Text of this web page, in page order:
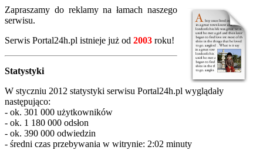
Zapraszamy do reklamy na łamach naszego
serwisu.
Serwis Portal24h.pl istnieje już od 2003 roku!
Statystyki
W styczniu 2012 statystyki serwisu Portal24h.pl wyglądały
następująco:
- ok. 301 000 użytkowników
- ok. 1 180 000 odsłon
- ok. 390 000 odwiedzin
- średni czas przebywania w witrynie: 2:02 minuty